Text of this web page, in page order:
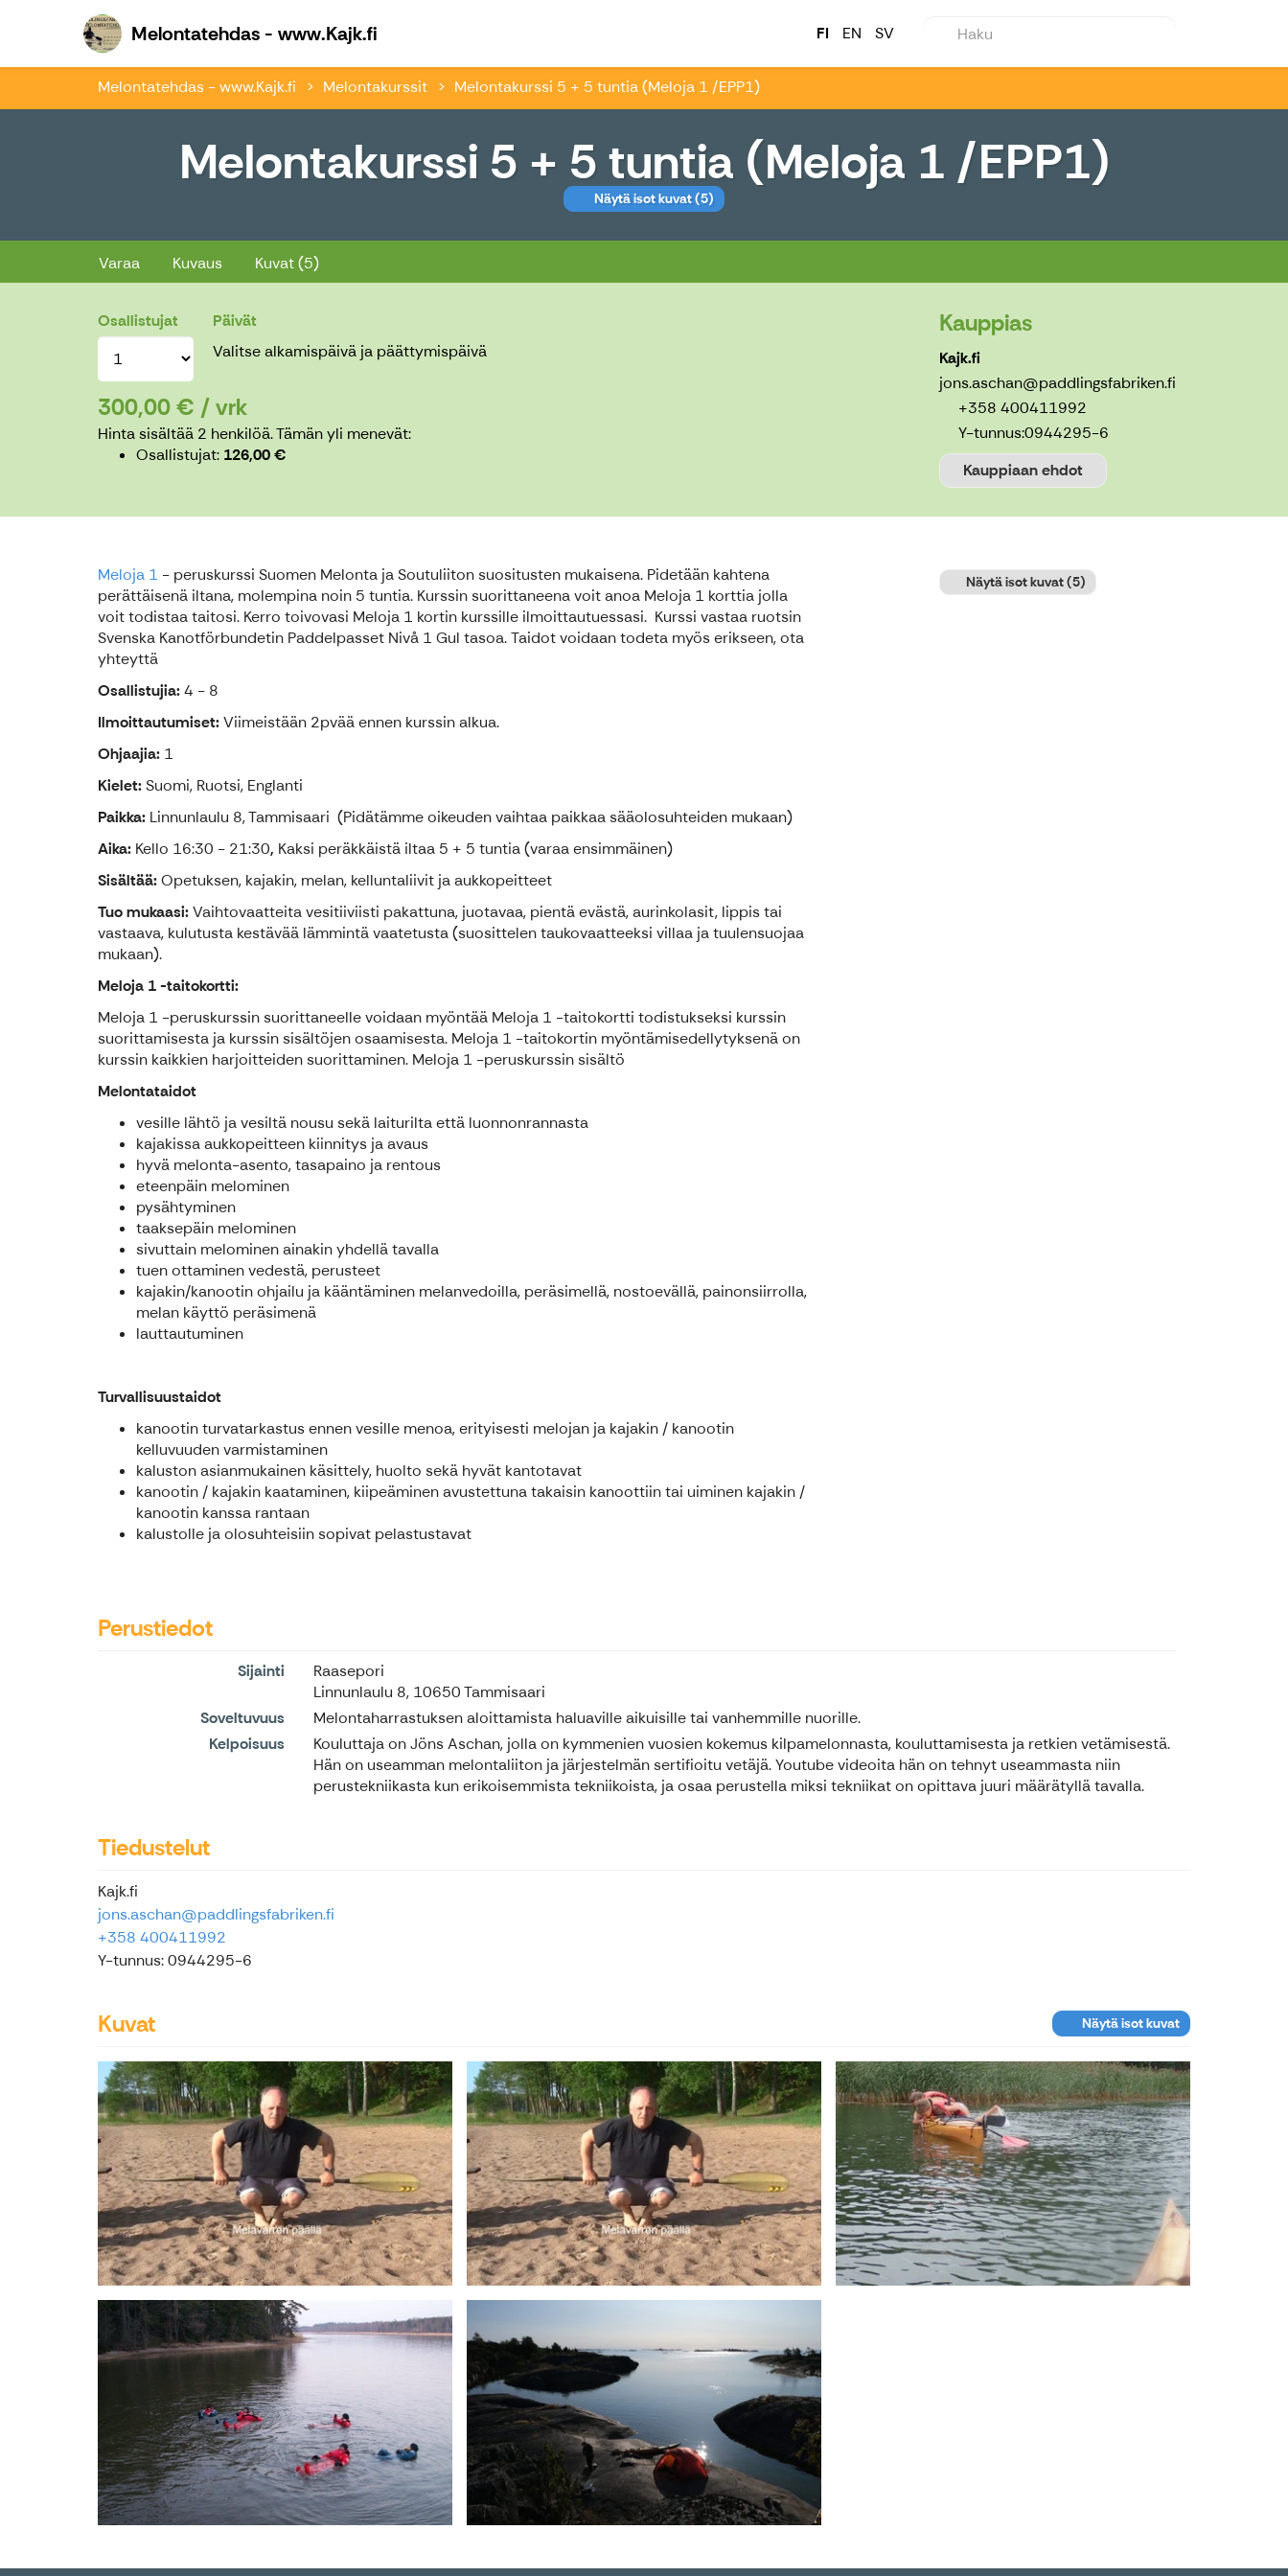
Melontatehdas - www.Kajk.fi FI EN SV
Melontatehdas - www.Kajk.fi Melontakurssit Melontakurssi 5 + 5 tuntia (Meloja 1 /EPP1)
Melontakurssi 5 + 5 tuntia (Meloja 1 /EPP1)
Näytä isot kuvat(5)
Varaa Kuvaus Kuvat (5)
Osallistujat
Päivät
Valitse alkamispäivä ja päättymispäivä
300,00 € / vrk
Hinta sisältää 2 henkilöä.Tämän yli menevät:
Osallistujat 126,00 €
Kauppias
Kajk.fi
jons.aschan@paddlingsfabriken.fi
+358 400411992
Y-tunnus:0944295-6
Kauppiaan ehdot
Näytä isot kuvat(5)
Meloja 1 - peruskurssi Suomen Melonta ja Soutuliiton suositusten mukaisena. Pidetään kahtena
perättäisenä iltana, molempina noin 5 tuntia. Kurssin suorittaneena voit anoa Meloja 1 korttia jolla
voit todistaa taitosi. Kerro toivovasi Meloja 1 kortin kurssille ilmoittautuessasi. Kurssi vastaa ruotsin
Svenska Kanotförbundetin Paddelpasset Nivå 1 Gul tasoa. Taidot voidaan todeta myös erikseen, ota
yhteyttä
Osallistujia:4 - 8
Ilmoittautumiset:Viimeistään 2pvää ennen kurssin alkua.
Ohjaajia: 1
Kielet:Suomi, Ruotsi, Englanti
Paikka: Linnunlaulu 8, Tammisaari (Pidätämme oikeuden vaihtaa paikkaa sääolosuhteiden mukaan)
Aika: Kello 16:30 - 21:30, Kaksi peräkkäistä iltaa 5 + 5 tuntia (varaa ensimmäinen)
Sisältää:Opetuksen, kajakin, melan, kelluntaliivit ja aukkopeitteet
Tuo mukaasi:Vaihtovaatteita vesitiiviisti pakattuna, juotavaa, pientä evästä, aurinkolasit, lippis tai
vastaava, kulutusta kestävää lämmintä vaatetusta (suosittelen taukovaatteeksi villaa ja tuulensuojaa
mukaan).
Meloja 1 -taitokortti:
Meloja 1 -peruskurssin suorittaneelle voidaan myöntää Meloja 1 -taitokortti todistukseksi kurssin
suorittamisesta ja kurssin sisältöjen osaamisesta. Meloja 1 -taitokortin myöntämisedellytyksenä on
kurssin kaikkien harjoitteiden suorittaminen. Meloja 1 -peruskurssin sisältö
Melontataidot
vesille lähtö ja vesiltä nousu sekä laiturilta että luonnonrannasta
kajakissa aukkopeitteen kiinnitys ja avaus
hyvä melonta-asento, tasapaino ja rentous
eteenpäin melominen
pysähtyminen
taaksepäin melominen
sivuttain melominen ainakin yhdellä tavalla
tuen ottaminen vedestä, perusteet
kajakin/kanootin ohjailu ja kääntäminen melanvedoilla, peräsimellä, nostoevällä, painonsiirrolla,
melan käyttö peräsimenä
lauttautuminen
Turvallisuustaidot
kanootin turvatarkastus ennen vesille menoa, erityisesti melojan ja kajakin / kanootin
kelluvuuden varmistaminen
kaluston asianmukainen käsittely, huolto sekä hyvät kantotavat
kanootin / kajakin kaataminen, kiipeäminen avustettuna takaisin kanoottiin tai uiminen kajakin /
kanootin kanssa rantaan
kalustolle ja olosuhteisiin sopivat pelastustavat
Perustiedot
Sijainti
Raasepori
Linnunlaulu 8, 10650 Tammisaari
Soveltuvuus
Melontaharrastuksen aloittamista haluaville aikuisille tai vanhemmille nuorille.
Kelpoisuus
Kouluttaja on Jöns Aschan, jolla on kymmenien vuosien kokemus kilpamelonnasta, kouluttamisesta ja retkien vetämisestä.
Hän on useamman melontaliiton ja järjestelmän sertifioitu vetäjä. Youtube videoita hän on tehnyt useammasta niin
perustekniikasta kun erikoisemmista tekniikoista, ja osaa perustella miksi tekniikat on opittava juuri määrätyllä tavalla.
Tiedustelut
Kajk.fi
jons.aschan@paddlingsfabriken.fi
+358 400411992
Y-tunnus: 0944295-6
Kuvat Näytä isot kuvat